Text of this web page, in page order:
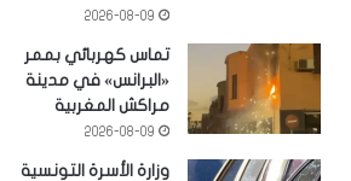
2026-08-09
تماس كهربائي بممر
«البرانس» في مدينة
مراكش المغربية
2026-08-09
وزارة الأسرة التونسية